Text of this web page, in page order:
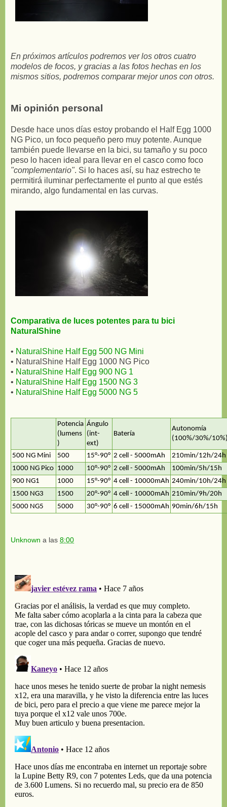
En próximos artículos podremos ver los otros cuatro
modelos de focos, y gracias a las fotos hechas en los
mismos sitios, podremos comparar mejor unos con otros.
Mi opinión personal
Desde hace unos días estoy probando el Half Egg 1000
NG Pico, un foco pequeño pero muy potente. Aunque
también puede llevarse en la bici, su tamaño y su poco
peso lo hacen ideal para llevar en el casco como foco
"complementario". Si lo haces así, su haz estrecho te
permitirá iluminar perfectamente el punto al que estés
mirando, algo fundamental en las curvas.
Comparativa de luces potentes para tu bici
NaturalShine
• NaturalShine Half Egg 500 NG Mini
• NaturalShine Half Egg 1000 NG Pico
• NaturalShine Half Egg 900 NG 1
• NaturalShine Half Egg 1500 NG 3
• NaturalShine Half Egg 5000 NG 5
Potencia
(lumens
)
Ángulo
(int-
ext)
Batería
Autonomía
(100%/30%/
500 NG Mini 500 15°-90° 2 cell - 5000mAh
210min/12h/24h
1000 NG Pico 1000 10°-90° 2 cell - 5000mAh
100min/5h/15h
900 NG1
1000 15°-90° 4 cell - 10000mAh 240min/10h/24h
1500 NG3
1500 20°-90° 4 cell - 10000mAh 210min/9h/20h
5000 NG5
5000 30°-90° 6 cell - 15000mAh 90min/6h/15h
Unknown a las 8:00